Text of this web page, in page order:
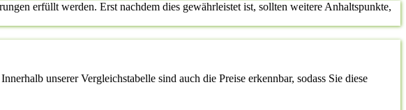
erfüllt werden. Erst nachdem dies gewährleistet ist, sollten weitere Anhaltspunkte,
unserer Vergleichstabelle sind auch die Preise erkennbar, sodass Sie diese